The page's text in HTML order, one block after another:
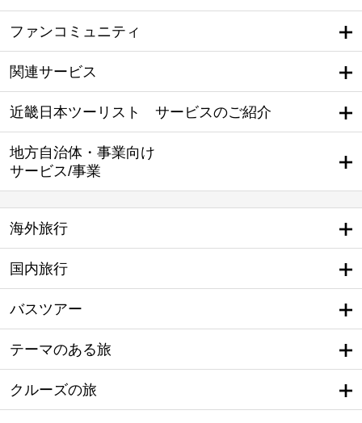
ファンコミュニティ
関連サービス
近畿日本ツーリスト サービスのご紹介
地方自治体・事業向け
サービス/事業
海外旅行
国内旅行
バスツアー
テーマのある旅
クルーズの旅